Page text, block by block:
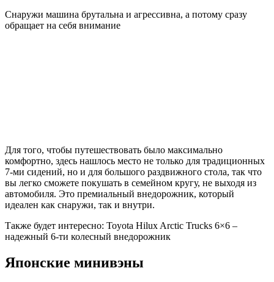
Снаружи машина брутальна и агрессивна, а потому сразу
обращает на себя внимание
Для того, чтобы путешествовать было максимально
комфортно, здесь нашлось место не только для традиционных
7-ми сидений, но и для большого раздвижного стола, так что
вы легко сможете покушать в семейном кругу, не выходя из
автомобиля. Это премиальный внедорожник, который
идеален как снаружи, так и внутри.
Также будет интересно: Toyota Hilux Arctic Trucks 6×6 –
надежный 6-ти колесный внедорожник
Японские минивэны